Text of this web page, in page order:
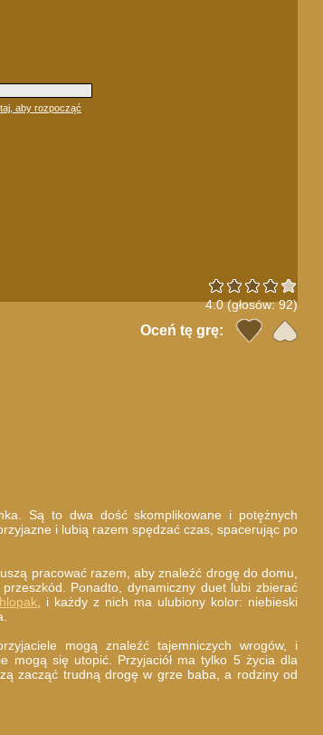
aby rozpocząć
4.0(głosów:92)
Oceń tę grę:
Są to dwa dość skomplikowane i potężnych
i lubią razem spędzać czas, spacerując po
pracować razem, aby znaleźć drogę do domu,
Ponadto, dynamiczny duet lubi zbierać
, i każdy z nich ma ulubiony kolor: niebieski
mogą znaleźć tajemniczych wrogów, i
mogą się utopić. Przyjaciół ma tylko 5 życia dla
zacząć trudną drogę w grze baba, a rodziny od